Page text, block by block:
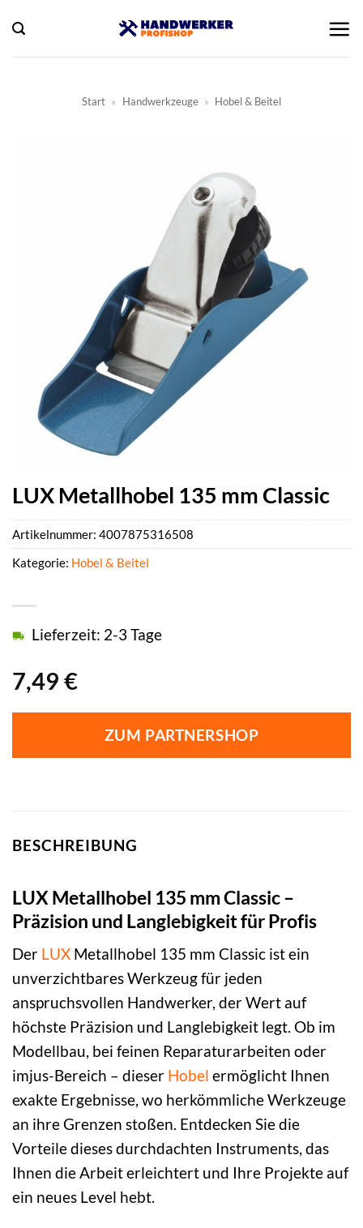
Inhalt
springen
Start » Handwerkzeuge » Hobel & Beitel
LUX Metallhobel 135 mm Classic
7,49 €
Lieferzeit: 2-3 Tage
ZUM PARTNERSHOP
Artikelnummer: 4007875316508
Kategorie: Hobel & Beitel
BESCHREIBUNG
LUX Metallhobel 135 mm Classic –
Präzision und Langlebigkeit für Profis
Der LUX Metallhobel 135 mm Classic ist ein
unverzichtbares Werkzeug für jeden
anspruchsvollen Handwerker, der Wert auf
höchste Präzision und Langlebigkeit legt. Ob im
Modellbau, bei feinen Reparaturarbeiten oder
imjus-Bereich – dieser Hobel ermöglicht Ihnen
exakte Ergebnisse, wo herkömmliche Werkzeuge
an ihre Grenzen stoßen. Entdecken Sie die
Vorteile dieses durchdachten Instruments, das
Ihnen die Arbeit erleichtert und Ihre Projekte auf
ein neues Level hebt.